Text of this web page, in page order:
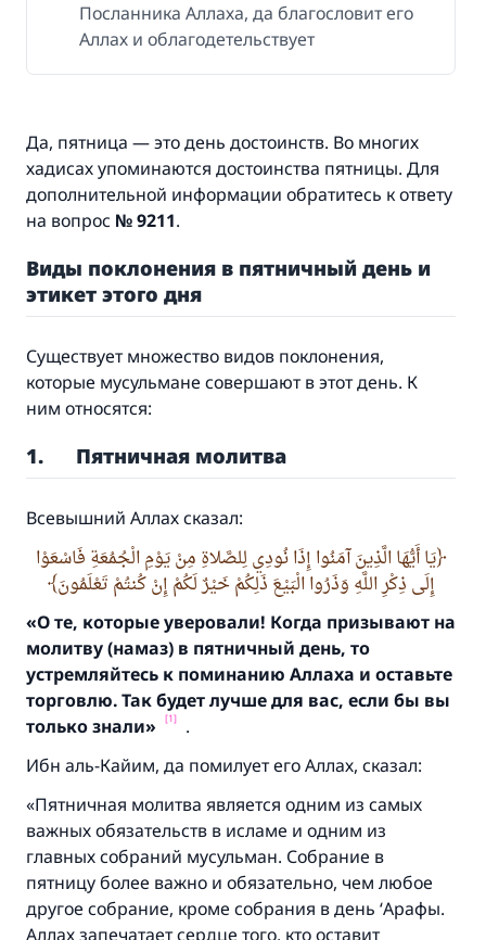
Посланника Аллаха, да благословит его
Аллах и облагодетельствует
Да, пятница — это день достоинств. Во многих
хадисах упоминаются достоинства пятницы. Для
дополнительной информации обратитесь к ответу
на вопрос № 9211.
Виды поклонения в пятничный день и
этикет этого дня
Существует множество видов поклонения,
которые мусульмане совершают в этот день. К
ним относятся:
1. Пятничная молитва
Всевышний Аллах сказал:
يَا أَيُّهَا الَّذِينَ آمَنُوا إِذَا نُودِي لِلصَّلاةِ مِنْ يَوْمِ الْجُمُعَةِ فَاسْعَوْا
إِلَى ذِكْرِ اللَّهِ وَذَرُوا الْبَيْعَ ذَلِكُمْ خَيْرٌ لَكُمْ إِنْ كُنتُمْ تَعْلَمُونَ
«О те, которые уверовали! Когда призывают на
молитву (намаз) в пятничный день, то
устремляйтесь к поминанию Аллаха и оставьте
торговлю.Так будет лучше для вас, если бы вы
только знали»
[1]
.
Ибн аль-Кайим, да помилует его Аллах, сказал:
«Пятничная молитва является одним из самых
важных обязательств в исламе и одним из
главных собраний мусульман. Собрание в
пятницу более важно и обязательно, чем любое
другое собрание, кроме собрания в день ‘Арафы.
Аллах запечатает сердце того, кто оставит